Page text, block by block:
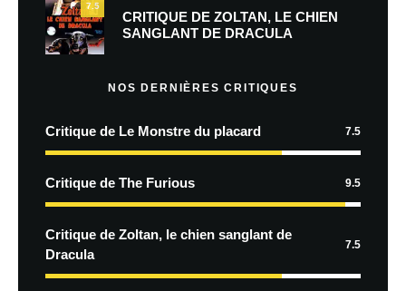
7.5
CRITIQUE DE ZOLTAN, LE CHIEN
SANGLANT DE DRACULA
NOS DERNIÈRES CRITIQUES
Critique de Le Monstre du placard 7.5
Critique de The Furious 9.5
Critique de Zoltan, le chien sanglant de
Dracula
7.5